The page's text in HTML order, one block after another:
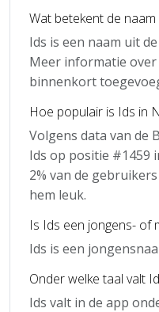
Wat betekent de naam
Ids is een naam uit
Meer informatie
binnenkort
Hoe populair is Ids in
Volgens data van de
Ids op positie #1459
2% van de
hem leuk.
Is Ids een jongens- of
Ids is een
Onder welke taal valt
Ids valt in de app